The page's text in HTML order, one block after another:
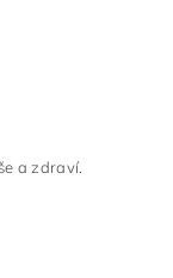
a zdraví.